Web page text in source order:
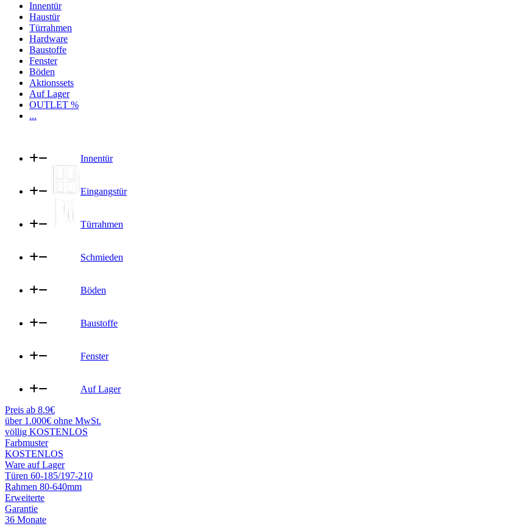
Innentür
Haustür
Türrahmen
Hardware
Baustoffe
Fenster
Böden
Aktionssets
Auf Lager
OUTLET %
...
Innentür
Eingangstür
Türrahmen
Schmieden
Böden
Baustoffe
Fenster
Auf Lager
Preis ab 8.9€
über 1.000€ ohne MwSt.
völlig KOSTENLOS
Farbmuster
KOSTENLOS
Ware auf Lager
Türen 60-185/197-210
Rahmen 80-640mm
Erweiterte
Garantie
36 Monate